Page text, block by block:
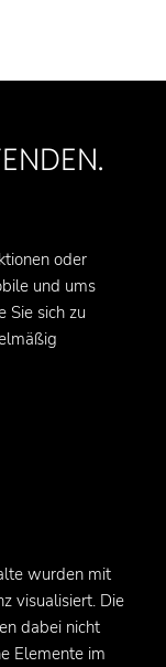
oder
und ums
sich zu
wurden mit
visualisiert. Die
dabei nicht
Elemente im